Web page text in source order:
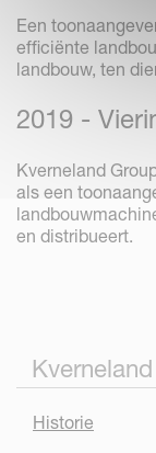
Een
efficiënte
landbouw, ten
2019 -
Kverneland
als een
en distribueert.
Historie